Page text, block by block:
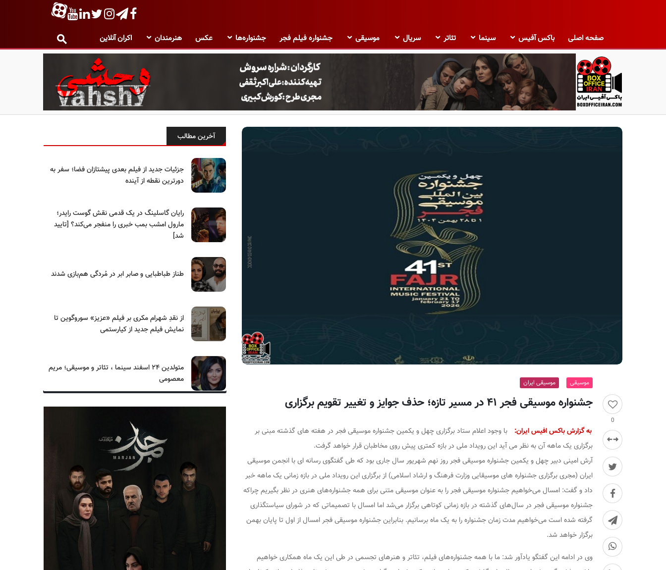
صفحه اصلی باکس آفیس سینما تئاتر سریال موسیقی جشنواره فیلم فجر جشنواره‌ها عکس هنرمندان اکران آنلاین
ب
ک
0
موسیقی موسیقی ایران
جشنواره موسیقی فجر ۴۱ در مسیر تازه؛ حذف جوایز و تغییر تقویم برگزاری
به گزارش باکس افیس ایران:
با وجود اعلام ستاد برگزاری چهل و یکمین جشنواره موسیقی فجر در هفته های گذشته مبنی بر
برگزاری یک ماهه آن به نظر می آید این رویداد ملی در بازه کمتری پیش روی مخاطبان قرار خواهد گرفت.
آرش امینی دبیر چهل و یکمین جشنواره موسیقی فجر روز نهم شهریور سال جاری بود که طی گفتگوی رسانه ای با انجمن موسیقی
ایران (مجری برگزاری جشنواره های موسیقایی وزارت فرهنگ و ارشاد اسلامی) از برگزاری این رویداد ملی در بازه زمانی یک ماهه خبر
داد و گفت: امسال می‌خواهیم جشنواره موسیقی فجر را به عنوان موسیقی متنی برای همه جشنواره‌های هنری در نظر بگیریم چراکه
جشنواره موسیقی فجر در سال‌های گذشته در بازه زمانی کوتاهی برگزار می‌شد اما امسال با تصمیماتی که در شورای سیاستگذاری
گرفته شده است می‌خواهیم مدت زمان جشنواره را به یک ماه برسانیم. بنابراین جشنواره موسیقی فجر امسال از اول تا پایان بهمن
برگزار خواهد شد.
وی در ادامه این گفتگو یادآور شد: ما با همه جشنواره‌های فیلم، تئاتر و هنرهای تجسمی در طی این یک ماه همکاری خواهیم
آخرین مطالب
جزئیات جدید از فیلم بعدی پیشتازان فضا؛ سفر به
دورترین نقطه از آینده
رایان گاسلینگ در یک قدمی نقش گوست رایدر؛
مارول امشب بمب خبری را منفجر می‌کند؟ [تایید
شد]
طناز طباطبایی و صابر ابر در مُردگی هم‌بازی شدند
از نقدِ شهرام مکری بر فیلم «عزیز» سوروگوین تا
نمایش فیلم جدید از کیارستمی
متولدین ۲۴ اسفند سینما ، تئاتر و موسیقی؛ مریم
معصومی